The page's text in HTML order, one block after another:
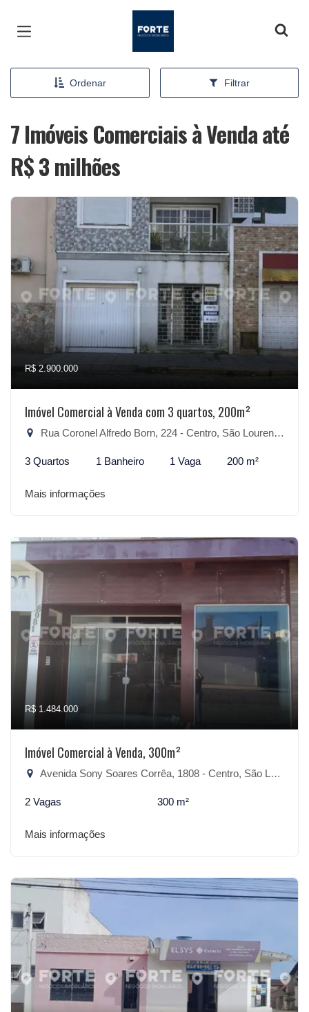
Ordenar Filtrar
7 Imóveis Comerciais à Venda até
R$ 3 milhões
R$ 2.900.000
Imóvel Comercial à Venda com 3 quartos, 200m²
Rua Coronel Alfredo Born, 224 - Centro, São Lourenço do Sul-RS
3 Quartos 1 Banheiro 1 Vaga 200 m²
Mais informações
R$ 1.484.000
Imóvel Comercial à Venda, 300m²
Avenida Sony Soares Corrêa, 1808 - Centro, São Lourenço do Sul-RS
2 Vagas 300 m²
Mais informações